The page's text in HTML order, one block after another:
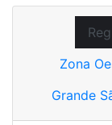
Zona
Grande